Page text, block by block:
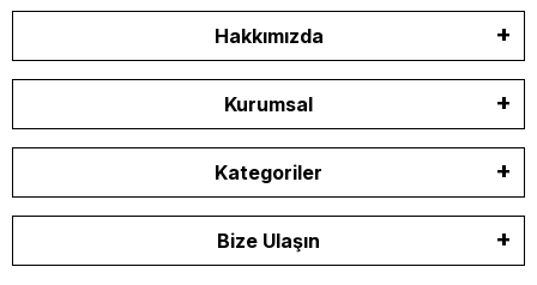
Hakkımızda
Kurumsal
Kategoriler
Bize Ulaşın